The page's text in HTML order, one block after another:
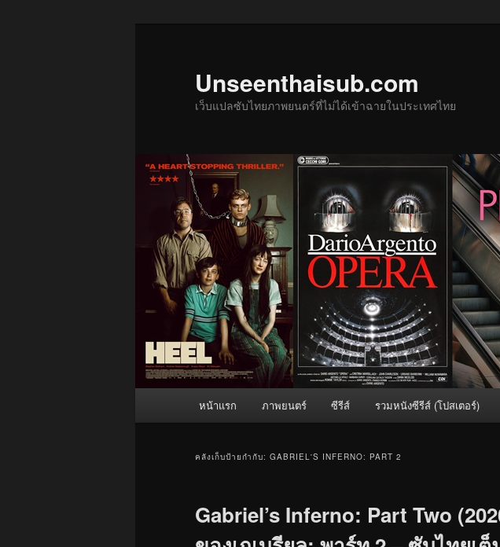
Unseenthaisub.com
เว็บแปลซับไทยภาพยนตร์ที่ไม่ได้เข้าฉายในประเทศไทย
หน้าแรก ภาพยนตร์ ซีรีส์ รวมหนังซีรีส์ (โปสเตอร์)
คลังเก็บป้ายกำกับ: GABRIEL'S INFERNO: PART 2
Gabriel’s Inferno: Part Two